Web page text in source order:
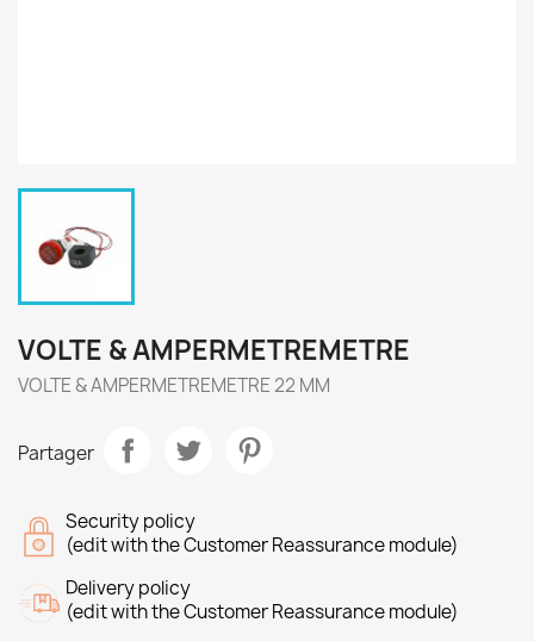
VOLTE & AMPERMETREMETRE
VOLTE & AMPERMETREMETRE 22 MM
Partager
Security policy
(edit with the Customer Reassurance module)
Delivery policy
(edit with the Customer Reassurance module)